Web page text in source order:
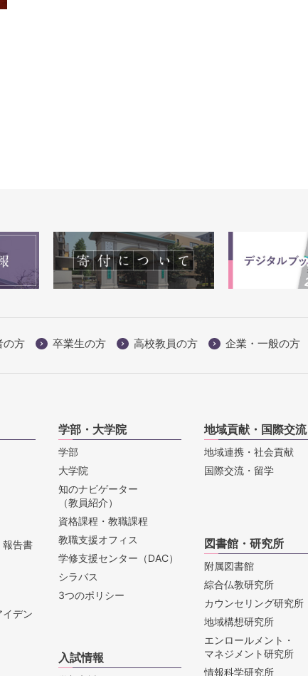
の方 卒業生の方 高校教員の方 企業・一般の方
報告書
イデン
学部・大学院
学部
大学院
知のナビゲーター
（教員紹介）
資格課程・教職課程
教職支援オフィス
学修支援センター（DAC）
シラバス
3つのポリシー
地域貢献・国際交流
地域連携・社会貢献
国際交流・留学
入試情報
図書館・研究所
附属図書館
綜合仏教研究所
カウンセリング研究所
地域構想研究所
エンロールメント・
マネジメント研究所
情報科学研究所